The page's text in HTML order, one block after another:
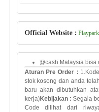
Official Website :
@cash Malaysia bisa
Aturan Pre Order :
stok kosong dan anda telah
baru akan dibutuhkan
kerja)Kebijakan : Segala
Code
dilihat dari